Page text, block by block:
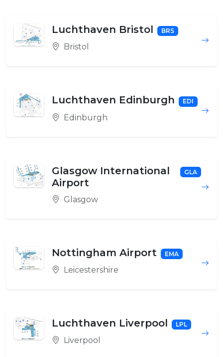
Luchthaven Bristol BRS
Bristol
Luchthaven Edinburgh EDI
Edinburgh
Glasgow International
Airport
GLA
Glasgow
Nottingham Airport EMA
Leicestershire
Luchthaven Liverpool LPL
Liverpool